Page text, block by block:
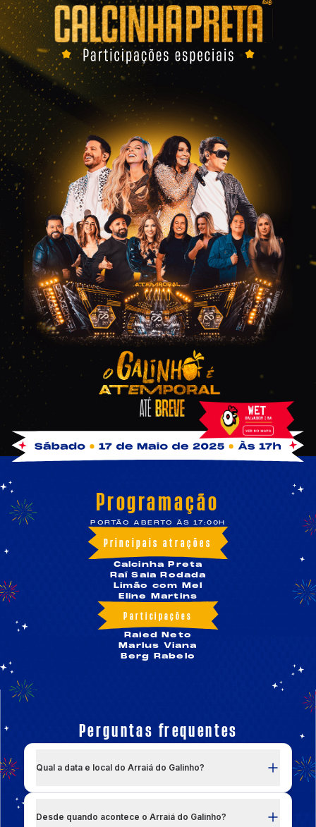
Programação
PORTÃO ABERTO ÀS 17:00H
Principais atrações
Calcinha Preta
Raí Saia Rodada
Limão com Mel
Eline Martins
Participações
Raied Neto
Marlus Viana
Berg Rabelo
Perguntas frequentes
Qual a data e local do Arraiá do Galinho?
Desde quando acontece o Arraiá do Galinho?